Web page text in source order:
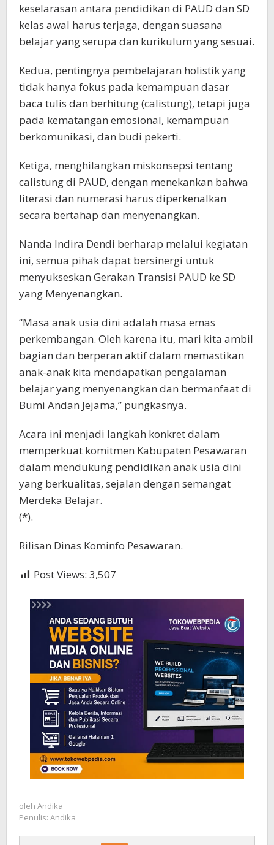
keselarasan antara pendidikan di PAUD dan SD
kelas awal harus terjaga, dengan suasana
belajar yang serupa dan kurikulum yang sesuai.
Kedua, pentingnya pembelajaran holistik yang
tidak hanya fokus pada kemampuan dasar
baca tulis dan berhitung (calistung), tetapi juga
pada kematangan emosional, kemampuan
berkomunikasi, dan budi pekerti.
Ketiga, menghilangkan miskonsepsi tentang
calistung di PAUD, dengan menekankan bahwa
literasi dan numerasi harus diperkenalkan
secara bertahap dan menyenangkan.
Nanda Indira Dendi berharap melalui kegiatan
ini, semua pihak dapat bersinergi untuk
menyukseskan Gerakan Transisi PAUD ke SD
yang Menyenangkan.
“Masa anak usia dini adalah masa emas
perkembangan. Oleh karena itu, mari kita ambil
bagian dan berperan aktif dalam memastikan
anak-anak kita mendapatkan pengalaman
belajar yang menyenangkan dan bermanfaat di
Bumi Andan Jejama,” pungkasnya.
Acara ini menjadi langkah konkret dalam
memperkuat komitmen Kabupaten Pesawaran
dalam mendukung pendidikan anak usia dini
yang berkualitas, sejalan dengan semangat
Merdeka Belajar.
(*).
Rilisan Dinas Kominfo Pesawaran.
Post Views: 3,507
oleh Andika
Penulis: Andika